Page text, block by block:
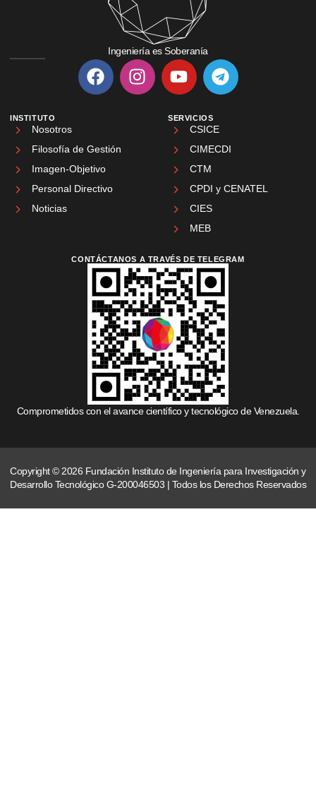
Ingeniería es Soberanía
INSTITUTO
Nosotros
Filosofía de Gestión
Imagen-Objetivo
Personal Directivo
Noticias
SERVICIOS
CSICE
CIMECDI
CTM
CPDI y CENATEL
CIES
MEB
CONTÁCTANOS A TRAVÉS DE TELEGRAM
Comprometidos con el avance científico y tecnológico de Venezuela.
Copyright © 2026 Fundación Instituto de Ingeniería para Investigación y
Desarrollo Tecnológico G-200046503 | Todos los Derechos Reservados